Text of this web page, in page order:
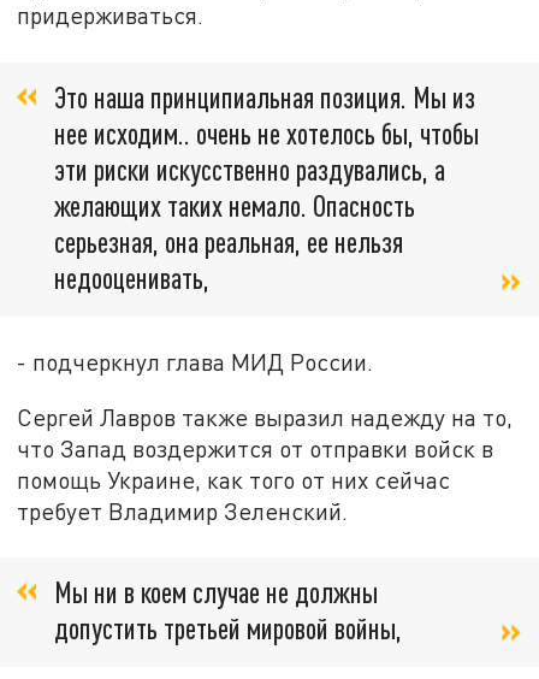
придерживаться.
Это наша принципиальная позиция. Мы из
нее исходим.. очень не хотелось бы, чтобы
эти риски искусственно раздувались, а
желающих таких немало. Опасность
серьезная, она реальная, ее нельзя
недооценивать,
- подчеркнул глава МИД России.
Сергей Лавров также выразил надежду на то,
что Запад воздержится от отправки войск в
помощь Украине, как того от них сейчас
требует Владимир Зеленский.
Мы ни в коем случае не должны
допустить третьей мировой войны,